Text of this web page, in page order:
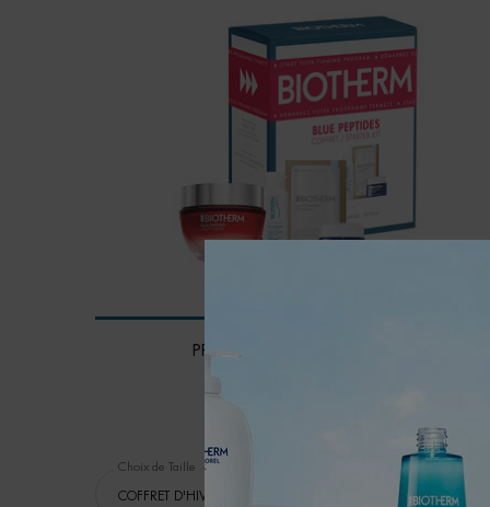
PROGRAMME RAFFERMISSANT
Choix de Taille